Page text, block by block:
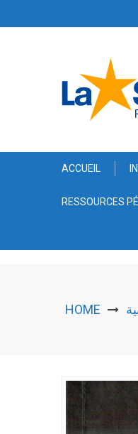
ACCUEIL
RESSOURCES
HOME